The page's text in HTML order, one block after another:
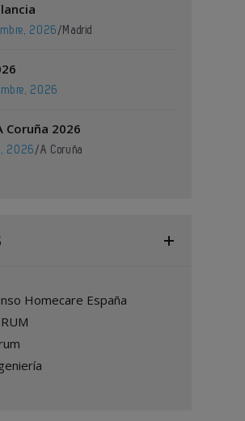
2026/ Madrid
2026
Coruña 2026
2026 /A Coruña
Homecare España